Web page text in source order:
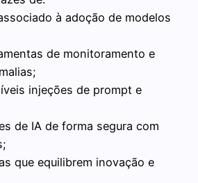
à adoção de modelos
de monitoramento e
injeções de prompt e
de IA de forma segura com
que equilibrem inovação e